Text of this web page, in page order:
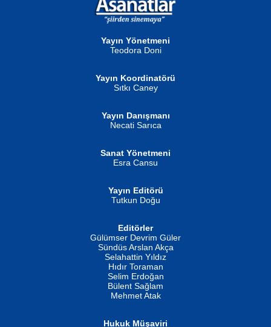
NURAN KÖSE BAYDAR
İSMAİL OKUTAN
Erkeklerin Kahrolması Ne Demektir
Ben Deniz Değilim ki...
Evvel Zaman Tanrıçası...
Yayın Yönetmeni
Teodora Doni
Yayın Koordinatörü
Sıtkı Caney
Yayın Danışmanı
Necati Sarıca
Sanat Yönetmeni
Esra Cansu
Yayın Editörü
Tutkun Doğu
Editörler
Gülümser Devrim Güler
Sündüs Arslan Akça
Selahattin Yıldız
Hıdır Toraman
Selim Erdoğan
Bülent Sağlam
Mehmet Atak
Hukuk Müşaviri